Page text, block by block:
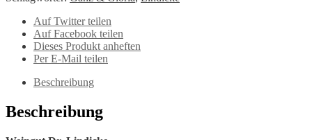
Gloria
2022
Menge
Auf Twitter teilen
Auf Facebook teilen
Dieses Produkt anheften
Per E-Mail teilen
Beschreibung
Beschreibung